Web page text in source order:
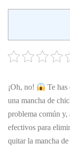
¡Oh, no!
Te has
una mancha de
problema común y,
efectivos para
quitar la mancha